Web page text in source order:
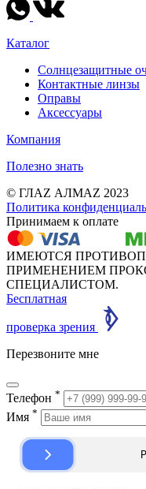
Каталог
Солнцезащитные
Контактные линзы
Оправы
Аксессуары
Компания
Полезно знать
© ГЛАZ АЛМАZ 2023
Политика
Принимаем к оплате
ИМЕЮТСЯ
ПРИМЕНЕНИЕМ
СПЕЦИАЛИСТОМ.
Бесплатная
проверка зрения
Перезвоните мне
Телефон *
Имя *